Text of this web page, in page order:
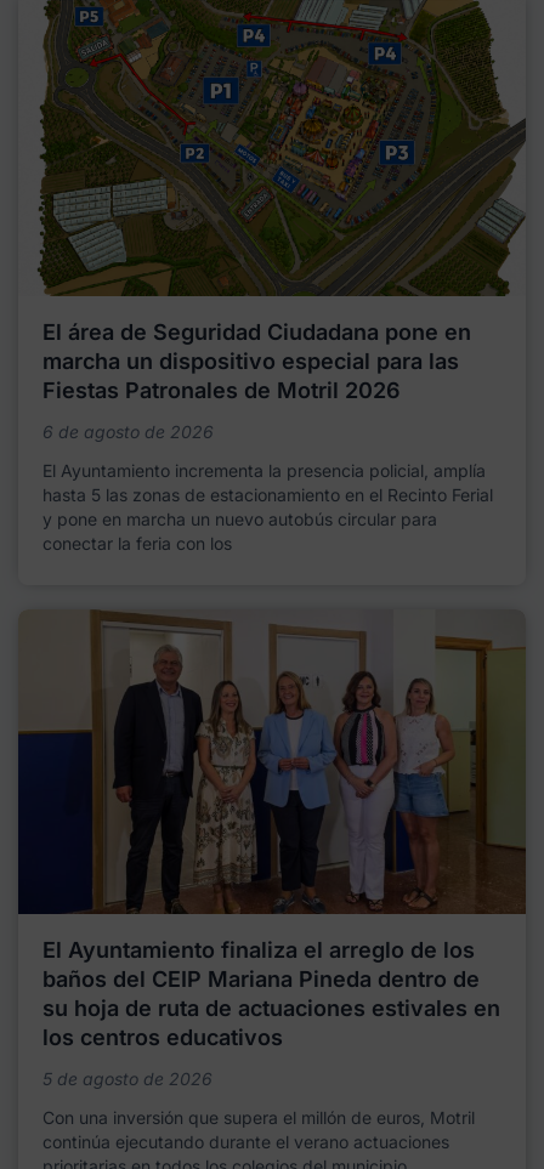
El área de Seguridad Ciudadana pone en
marcha un dispositivo especial para las
Fiestas Patronales de Motril 2026
6 de agosto de 2026
El Ayuntamiento incrementa la presencia policial, amplía
hasta 5 las zonas de estacionamiento en el Recinto Ferial
y pone en marcha un nuevo autobús circular para
conectar la feria con los
El Ayuntamiento finaliza el arreglo de los
baños del CEIP Mariana Pineda dentro de
su hoja de ruta de actuaciones estivales en
los centros educativos
5 de agosto de 2026
Con una inversión que supera el millón de euros, Motril
continúa ejecutando durante el verano actuaciones